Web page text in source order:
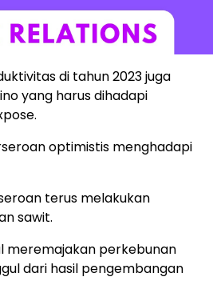
di tahun 2023 juga
yang harus dihadapi
optimistis menghadapi
terus melakukan
sawit.
meremajakan perkebunan
dari hasil pengembangan